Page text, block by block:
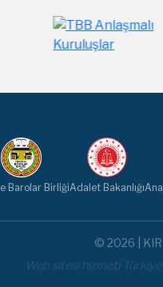
Barolar BirliğiAdalet Bakanlığı
© 2026 |
Web sitesi hizmeti